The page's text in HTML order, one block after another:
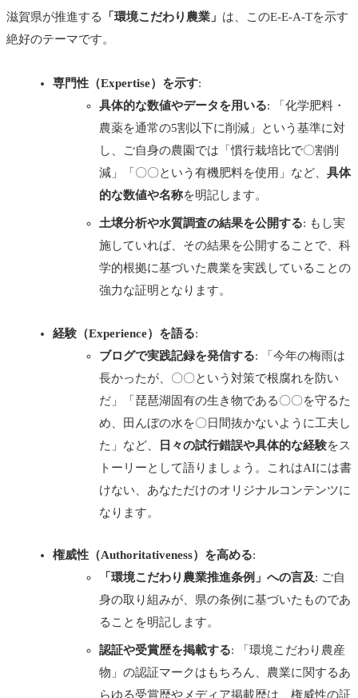
滋賀県が推進する 「環境こだわり農業」 は、このE-E-A-Tを示す
絶好のテーマです。
専門性（Expertise）を示す:
具体的な数値やデータを用いる: 「化学肥料・
農薬を通常の5割以下に削減」という基準に対
し、ご自身の農園では「慣行栽培比で〇割削
減」「〇〇という有機肥料を使用」など、 具体
的な数値や名称を明記します。
土壌分析や水質調査の結果を公開する: もし実
施していれば、その結果を公開することで、科
学的根拠に基づいた農業を実践していることの
強力な証明となります。
経験（Experience）を語る:
ブログで実践記録を発信する: 「今年の梅雨は
長かったが、〇〇という対策で根腐れを防い
だ」「琵琶湖固有の生き物である〇〇を守るた
め、田んぼの水を〇日間抜かないように工夫し
た」など、
日々の試行錯誤や具体的な経験をス
トーリーとして語りましょう。これはAIには書
けない、あなただけのオリジナルコンテンツに
なります。
権威性（Authoritativeness）を高める:
「環境こだわり農業推進条例」への言及: ご自
身の取り組みが、県の条例に基づいたものであ
ることを明記します。
認証や受賞歴を掲載する: 「環境こだわり農産
物」の認証マークはもちろん、農業に関するあ
らゆる受賞歴やメディア掲載歴は、権威性の証